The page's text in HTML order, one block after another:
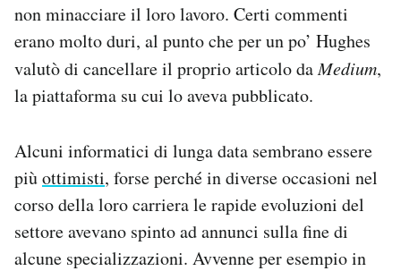
non minacciare il loro lavoro. Certi commenti
erano molto duri, al punto che per un po’ Hughes
valutò di cancellare il proprio articolo daMedium,
la piattaforma su cui lo aveva pubblicato.
Alcuni informatici di lunga data sembrano essere
piùottimisti, forse perché in diverse occasioni nel
corso della loro carriera le rapide evoluzioni del
settore avevano spinto ad annunci sulla fine di
alcune specializzazioni. Avvenne per esempio in